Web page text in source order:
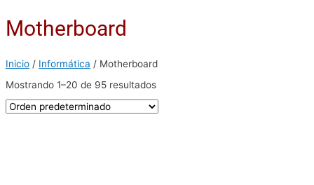
Motherboard
Inicio / Informática / Motherboard
Mostrando 1–20 de 95 resultados